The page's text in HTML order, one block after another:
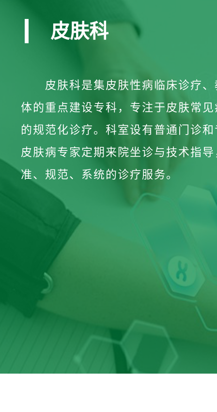
皮肤科
皮肤科是集皮肤性病临床诊疗
体的重点建设专科，专注于皮肤常
的规范化诊疗。科室设有普通门诊
皮肤病专家定期来院坐诊与技术指
准、规范、系统的诊疗服务。